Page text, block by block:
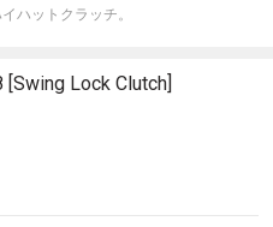
ハットクラッチ。
[Swing Lock Clutch]